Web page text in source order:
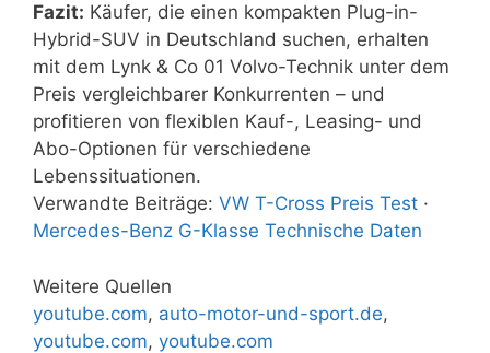
Fazit: Käufer, die einen kompakten Plug-in-
Hybrid-SUV in Deutschland suchen, erhalten
mit dem Lynk & Co 01 Volvo-Technik unter dem
Preis vergleichbarer Konkurrenten – und
profitieren von flexiblen Kauf-, Leasing- und
Abo-Optionen für verschiedene
Lebenssituationen.
Verwandte Beiträge: VW T-Cross Preis Test ·
Mercedes-Benz G-Klasse Technische Daten
Weitere Quellen
youtube.com, auto-motor-und-sport.de,
youtube.com, youtube.com